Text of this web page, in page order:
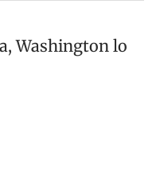
Washington lo